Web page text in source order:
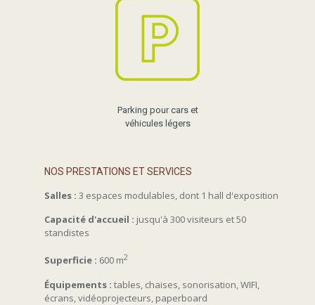
Parking pour cars et
véhicules légers
NOS PRESTATIONS ET SERVICES
Salles : 3 espaces modulables, dont 1 hall d'exposition
Capacité d'accueil : jusqu'à 300 visiteurs et 50
standistes
Superficie : 600 m2
Équipements : tables, chaises, sonorisation, WIFI,
écrans, vidéoprojecteurs, paperboard